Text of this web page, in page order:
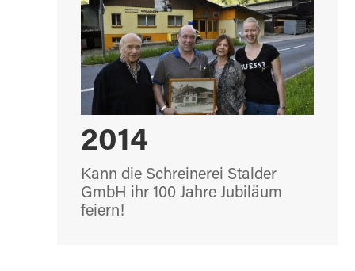
2014
Kann die Schreinerei Stalder
GmbH ihr 100 Jahre Jubiläum
feiern!